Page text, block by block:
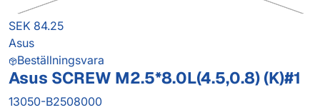
SEK 84.25
Asus
Beställningsvara
Asus SCREW M2.5*8.0L(4.5,0.8) (K)#1
13050-B2508000